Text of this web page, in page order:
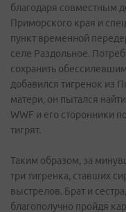
благодаря совместным
Приморского края и
пункт временной
селе Раздольное.
сохранить
добавился тигренок из
матери, он пытался
WWF и его сторонники
тигрят.
Таким образом, за
три тигренка, ставших
выстрелов. Брат и
благополучно пройдя